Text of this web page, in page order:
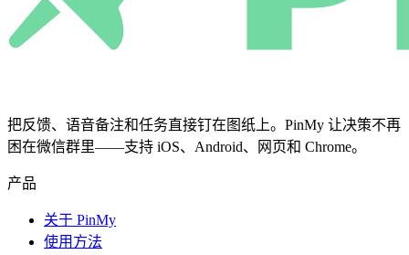
把反馈、语音备注和任务直接钉在图纸上。PinMy 让决策不再
困在微信群里——支持 iOS、Android、网页和 Chrome。
产品
关于 PinMy
使用方法